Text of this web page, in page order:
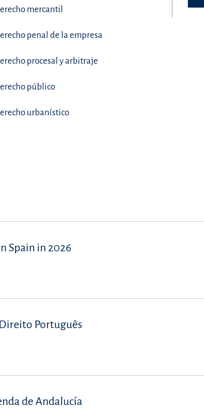
mercantil
penal de la empresa
procesal y arbitraje
público
urbanístico
Spain in 2026
Português
de Andalucía